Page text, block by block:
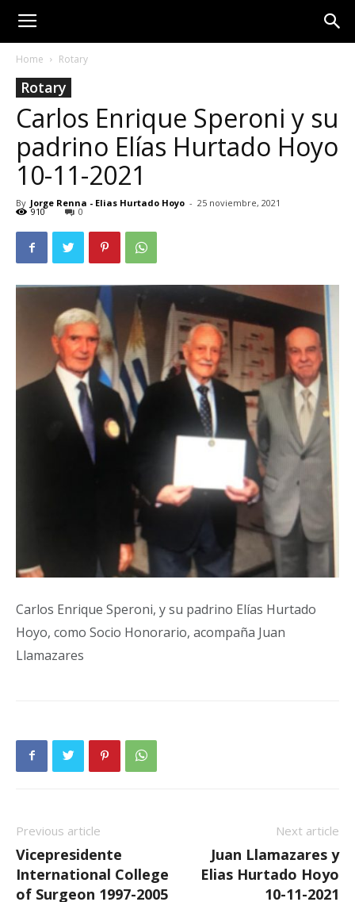
Home Rotary
Rotary
Carlos Enrique Speroni y su
padrino Elías Hurtado Hoyo
10-11-2021
By Jorge Renna - Elias Hurtado Hoyo - 25 noviembre, 2021
910 0
Carlos Enrique Speroni, y su padrino Elías Hurtado
Hoyo, como Socio Honorario, acompaña Juan
Llamazares
Previous article
Vicepresidente
International College
of Surgeon 1997-2005
Next article
Juan Llamazares y
Elias Hurtado Hoyo
10-11-2021